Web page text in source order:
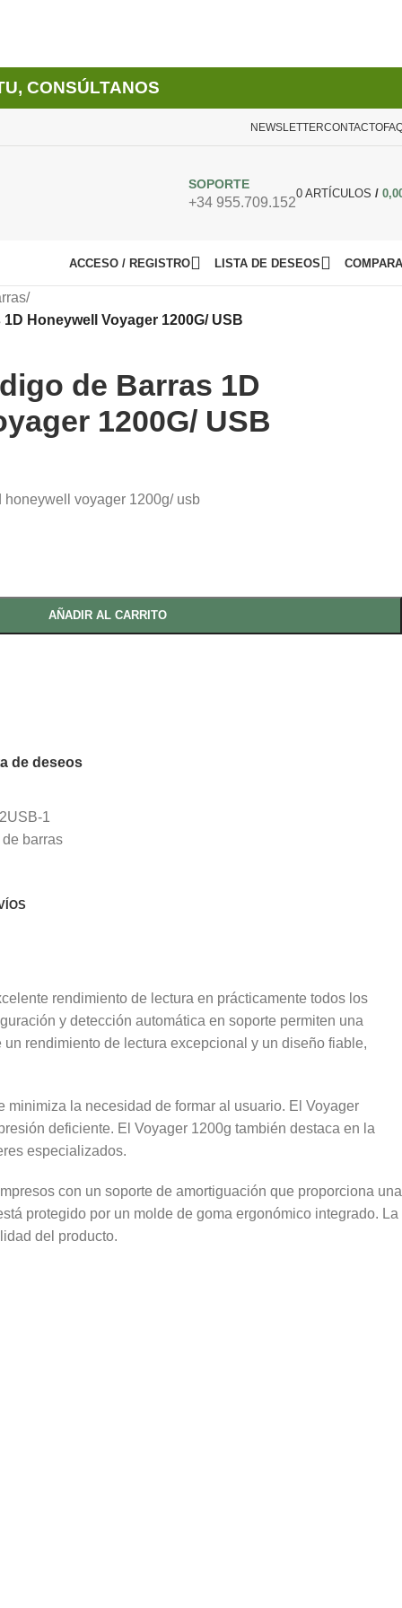
CONSÚLTANOS
NEWSLETTERCONTACTO
SOPORTE
+34 955.709.152
0 ARTÍCULOS /
ACCESO / REGISTRO LISTA DE DESEOS
/
Honeywell Voyager 1200G/ USB
de Barras 1D
1200G/ USB
voyager 1200g/ usb
AÑADIR AL CARRITO
de deseos
1
barras
rendimiento de lectura en prácticamente todos los
y detección automática en soporte permiten una
rendimiento de lectura excepcional y un diseño fiable,
la necesidad de formar al usuario. El Voyager
deficiente. El Voyager 1200g también destaca en la
especializados.
con un soporte de amortiguación que proporciona una
protegido por un molde de goma ergonómico integrado. La
del producto.